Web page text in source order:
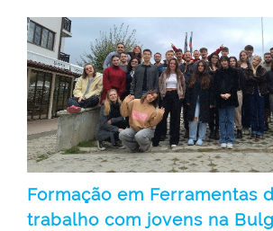
Formação em Ferramentas
trabalho com jovens na